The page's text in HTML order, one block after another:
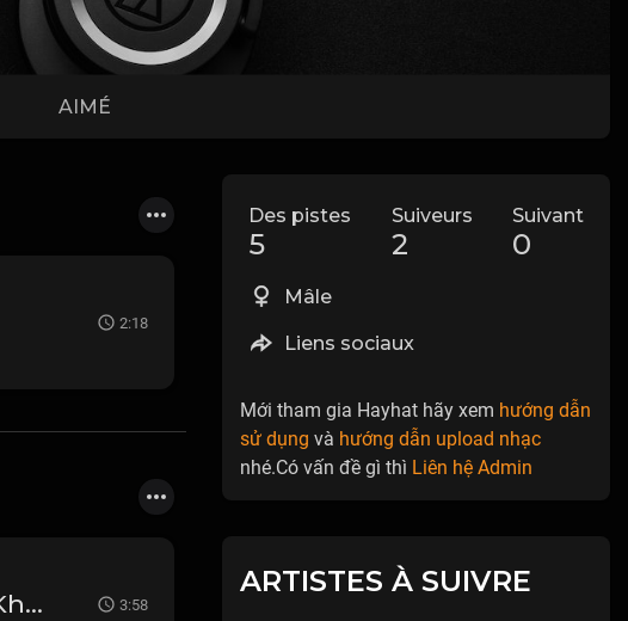
AIMÉ
2:18
Người Thầy Đặc Tình – Hào Khí Không Phai 3:58
Des pistes
5
Suiveurs
2
Suivant
0
Mâle
Liens sociaux
Mới tham gia Hayhat hãy xem hướng dẫn
sử dụng và hướng dẫn upload nhạc
nhé.Có vấn đề gì thì Liên hệ Admin
ARTISTES À SUIVRE